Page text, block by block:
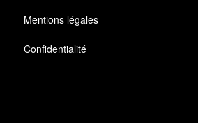
Mentions légales
Confidentialité